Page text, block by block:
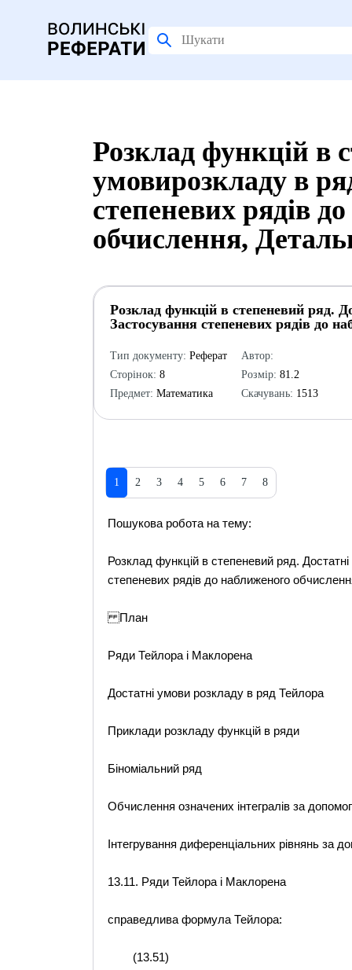
Розклад функцій в
умовирозкладу в
степеневих рядів
обчислення,
Розклад функцій в степеневий ряд.
Застосування степеневих рядів до
Тип документу: Реферат
Сторінок: 8
Предмет: Математика
Автор:
Розмір: 81.2
Скачувань: 1513
1 2 3 4 5 6 7 8
Пошукова робота на тему:
Розклад функцій в степеневий ряд.
степеневих рядів до наближеного
План
Ряди Тейлора і Маклорена
Достатні умови розкладу в ряд Тейлора
Приклади розкладу функцій в ряди
Біноміальний ряд
Обчислення означених інтегралів за
Інтегрування диференціальних рівнянь за
13.11. Ряди Тейлора і Маклорена
справедлива формула Тейлора:
(13.51)